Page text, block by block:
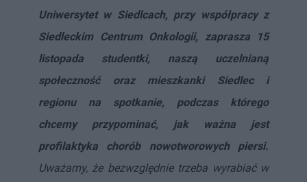
Uniwersytet w Siedlcach, przy współpracy z
Siedleckim Centrum Onkologii, zaprasza 15
listopada studentki, naszą uczelnianą
społeczność oraz mieszkanki Siedlec i
regionu na spotkanie, podczas którego
chcemy przypominać, jak ważna jest
profilaktyka chorób nowotworowych piersi.
Uważamy, że bezwzględnie trzeba wyrabiać w